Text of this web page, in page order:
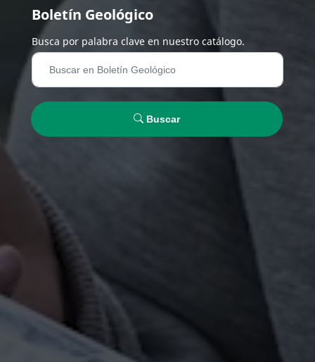
Boletín Geológico
Busca por palabra clave en nuestro catálogo.
Buscar